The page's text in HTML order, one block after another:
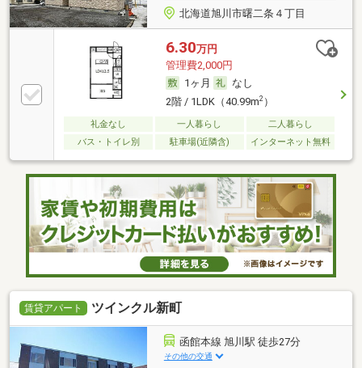
北海道旭川市曙二条４丁目
6.30万円
管理費2,000円
1ヶ月
なし
2階 / 1LDK（40.99m2）
礼金なし 一人暮らし
二人暮らし
バス・トイレ別
駐車場(近隣含) インターネット無料
賃貸アパート ツインクル新町
函館本線 旭川駅 徒歩27分
その他の交通